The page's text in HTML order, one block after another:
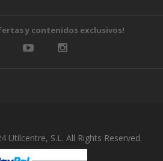
y contenidos exclusivos!
Utilcentre, S.L. All Rights Reserved.